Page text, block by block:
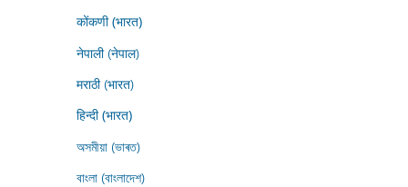
कोंकणी (भारत)
नेपाली (नेपाल)
मराठी (भारत)
हिन्दी (भारत)
অসমীয়া (ভাৰত)
বাংলা (বাংলাদেশ)